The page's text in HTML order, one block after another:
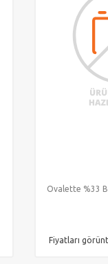
Ovalette %33
Fiyatları